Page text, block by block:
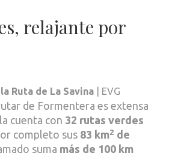
relajante por
Ruta de La Savina | EVG
de Formentera es extensa
cuenta con 32 rutas verdes
completo sus 83 km2 de
suma más de 100 km